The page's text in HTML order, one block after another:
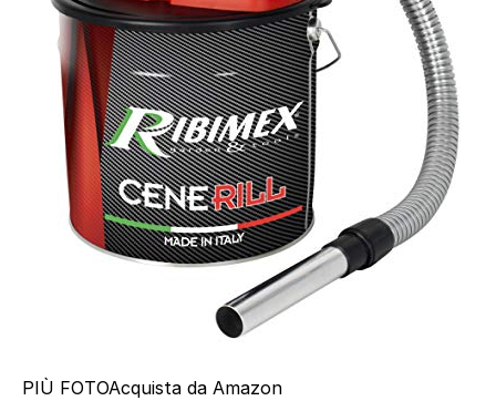
PIÙ FOTOAcquista da Amazon